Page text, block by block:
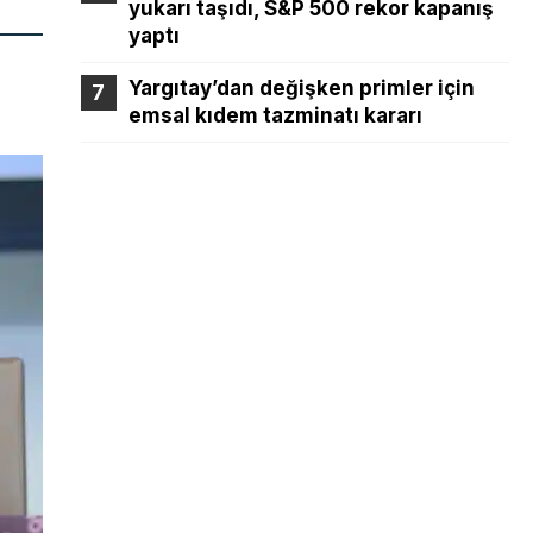
yukarı taşıdı, S&P 500 rekor kapanış
yaptı
Yargıtay’dan değişken primler için
emsal kıdem tazminatı kararı